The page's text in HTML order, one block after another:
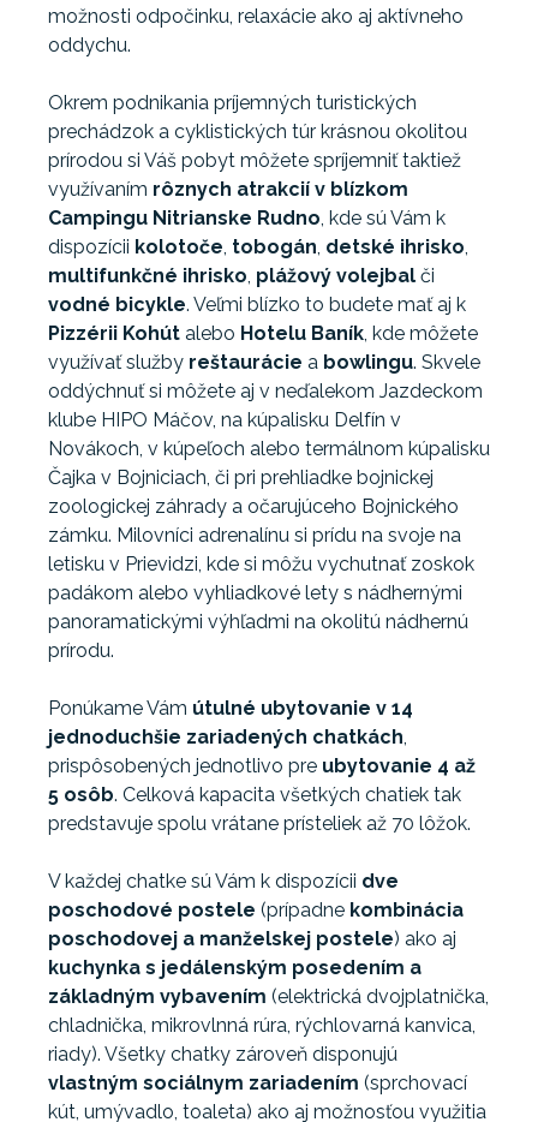
možnosti odpočinku, relaxácie ako aj aktívneho
oddychu.
Okrem podnikania príjemných turistických
prechádzok a cyklistických túr krásnou okolitou
prírodou si Váš pobyt môžete spríjemniť taktiež
využívaním rôznych atrakcií v blízkom
Campingu Nitrianske Rudno , kde sú Vám k
dispozícii kolotoče tobogán detské ihrisko
multifunkčné ihrisko plážový volejbal či
vodné bicykle. Veľmi blízko to budete mať aj k
Pizzérii Kohút alebo Hotelu Baník , kde môžete
využívať služby reštaurácie a bowlingu. Skvele
oddýchnuť si môžete aj v neďalekom Jazdeckom
klube HIPO Máčov, na kúpalisku Delfín v
Novákoch, v kúpeľoch alebo termálnom kúpalisku
Čajka v Bojniciach, či pri prehliadke bojnickej
zoologickej záhrady a očarujúceho Bojnického
zámku. Milovníci adrenalínu si prídu na svoje na
letisku v Prievidzi, kde si môžu vychutnať zoskok
padákom alebo vyhliadkové lety s nádhernými
panoramatickými výhľadmi na okolitú nádhernú
prírodu.
Ponúkame Vám útulné ubytovanie v 14
jednoduchšie zariadených chatkách
prispôsobených jednotlivo pre ubytovanie 4 až
5 osôb. Celková kapacita všetkých chatiek tak
predstavuje spolu vrátane prísteliek až 70 lôžok.
V každej chatke sú Vám k dispozícii dve
poschodové postele (prípadne kombinácia
poschodovej a manželskej postele) ako aj
kuchynka s jedálenským posedením a
základným vybavením (elektrická dvojplatnička,
chladnička, mikrovlnná rúra, rýchlovarná kanvica,
riady). Všetky chatky zároveň disponujú
vlastným sociálnym zariadením (sprchovací
kút, umývadlo, toaleta) ako aj možnosťou využitia